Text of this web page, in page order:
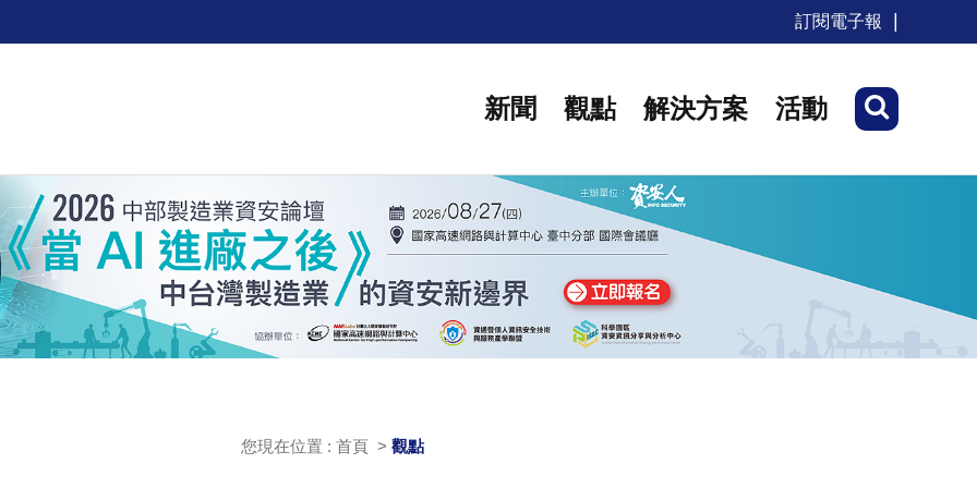
訂閱電子報
新聞 觀點 解決方案 活動
您現在位置 : 首頁 > 觀點